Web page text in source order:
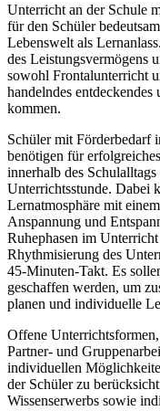
Unterricht an der Schule
für den Schüler
Lebenswelt als
des Leistungsvermögens
sowohl Frontalunterricht
handelndes entdeckendes
kommen.
Schüler mit Förderbedarf
benötigen für
innerhalb des
Unterrichtsstunde. Dabei
Lernatmosphäre mit
Anspannung und
Ruhephasen im
Rhythmisierung des
45-Minuten-Takt. Es
geschaffen werden, um
planen und individuelle
Offene
Partner- und
individuellen
der Schüler zu
Wissenserwerbs sowie